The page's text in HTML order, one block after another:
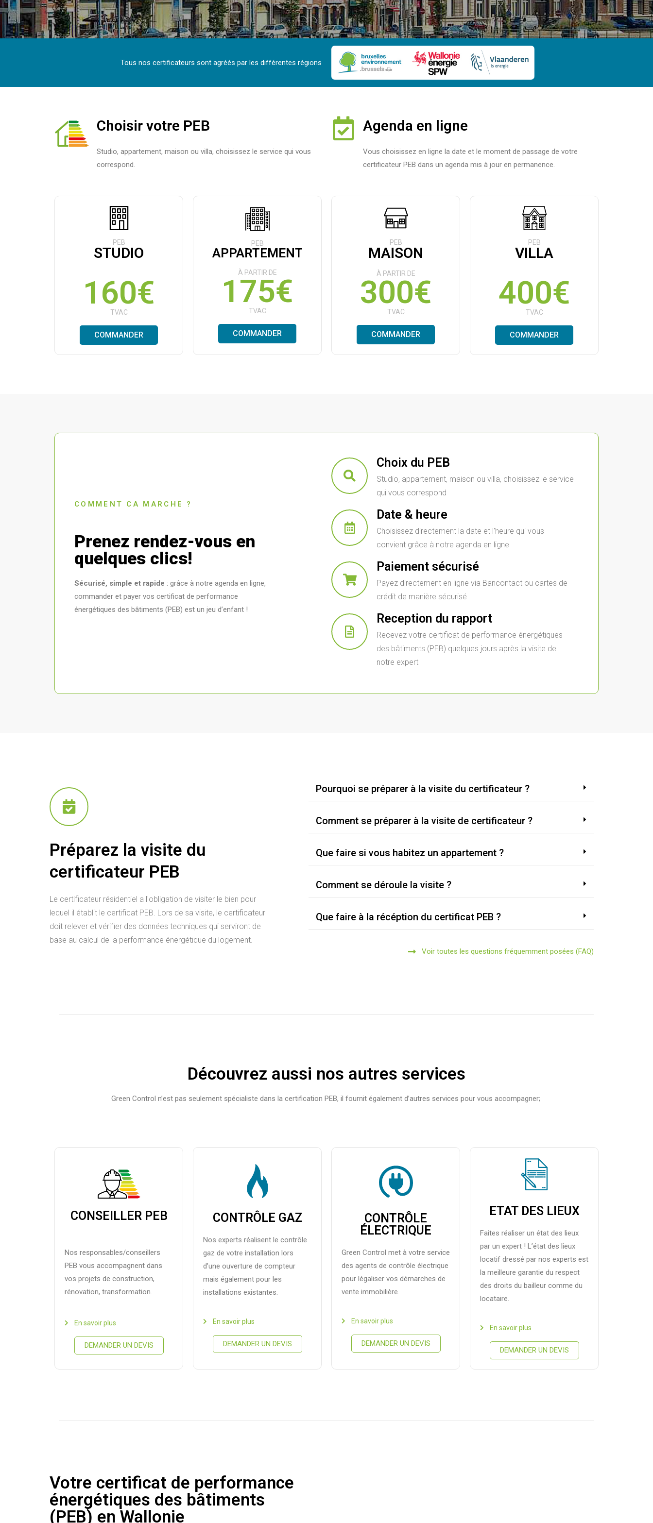
Tous nos certificateurs sont agréés par les différentes régions
Choisir votre PEB
Studio, appartement, maison ou villa, choisissez le service qui vous
correspond.
Agenda en ligne
Vous choisissez en ligne la date et le moment de passage de votre
certificateur PEB dans un agenda mis à jour en permanence.
PEB
STUDIO
160€
TVAC
COMMANDER
PEB
APPARTEMENT
À PARTIR DE
175€
TVAC
COMMANDER
PEB
MAISON
À PARTIR DE
300€
TVAC
COMMANDER
PEB
VILLA
400€
TVAC
COMMANDER
COMMENT CA MARCHE ?
Prenez rendez-vous en
quelques clics!
Sécurisé, simple et rapide : grâce à notre agenda en ligne,
commander et payer vos certificat de performance
énergétiques des bâtiments (PEB) est un jeu d’enfant !
Choix du PEB
Studio, appartement, maison ou villa, choisissez le service
qui vous correspond
Date & heure
Choisissez directement la date et l'heure qui vous
convient grâce à notre agenda en ligne
Paiement sécurisé
Payez directement en ligne via Bancontact ou cartes de
crédit de manière sécurisé
Reception du rapport
Recevez votre certificat de performance énergétiques
des bâtiments (PEB) quelques jours après la visite de
notre expert
Préparez la visite du
certificateur PEB​
Le certificateur résidentiel a l'obligation de visiter le bien pour
lequel il établit le certificat PEB. Lors de sa visite, le certificateur
doit relever et vérifier des données techniques qui serviront de
base au calcul de la performance énergétique du logement.
Pourquoi se préparer à la visite du certificateur ?
Comment se préparer à la visite de certificateur ?
Que faire si vous habitez un appartement ?
Comment se déroule la visite ?
Que faire à la récéption du certificat PEB ?
Voir toutes les questions fréquemment posées (FAQ)
Découvrez aussi nos autres services
Green Control n’est pas seulement spécialiste dans la certification PEB, il fournit également d’autres services pour vous accompagner;
CONSEILLER PEB
Nos responsables/conseillers
PEB vous accompagnent dans
vos projets de construction,
rénovation, transformation.
En savoir plus
DEMANDER UN DEVIS
CONTRÔLE GAZ
Nos experts réalisent le contrôle
gaz de votre installation lors
d’une ouverture de compteur
mais également pour les
installations existantes.
En savoir plus
DEMANDER UN DEVIS
CONTRÔLE
ÉLECTRIQUE
Green Control met à votre service
des agents de contrôle électrique
pour légaliser vos démarches de
vente immobilière.
En savoir plus
DEMANDER UN DEVIS
ETAT DES LIEUX
Faites réaliser un état des lieux
par un expert ! L’état des lieux
locatif dressé par nos experts est
la meilleure garantie du respect
des droits du bailleur comme du
locataire.
En savoir plus
DEMANDER UN DEVIS
Votre certificat de performance
énergétiques des bâtiments
(PEB) en Wallonie